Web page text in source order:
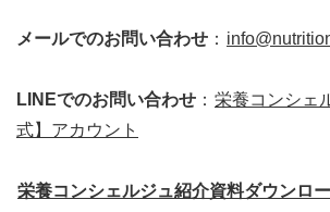
メールでのお問い合わせ ：
LINEでのお問い合わせ ： 栄養コンシェ
式】アカウント
栄養コンシェルジュ紹介資料ダウンロ